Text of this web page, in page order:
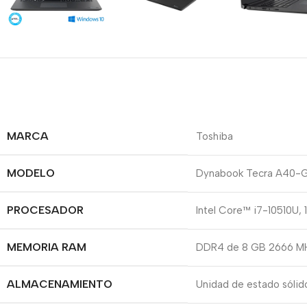
MARCA Toshiba
MODELO Dynabook Tecra A40-
PROCESADOR Intel Core™ i7-10510U,
MEMORIA RAM DDR4 de 8 GB 2666
ALMACENAMIENTO Unidad de estado